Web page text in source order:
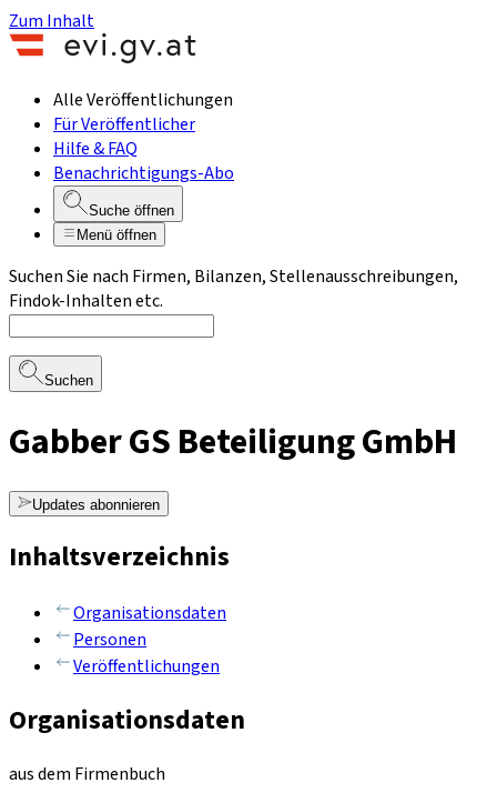
Zum Inhalt
Alle Veröffentlichungen
Für Veröffentlicher
Hilfe & FAQ
Benachrichtigungs-Abo
Suche öffnen
Menü öffnen
Suchen Sie nach Firmen, Bilanzen, Stellenausschreibungen,
Findok-Inhalten etc.
Suchen
Gabber GS Beteiligung GmbH
Updates abonnieren
Inhaltsverzeichnis
Organisationsdaten
Personen
Veröffentlichungen
Organisationsdaten
aus dem Firmenbuch